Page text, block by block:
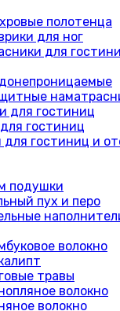
полотенца
для ног
для
для гостиниц
гостиниц
для гостиниц и
подушки
пух и перо
волокно
травы
волокно
волокно